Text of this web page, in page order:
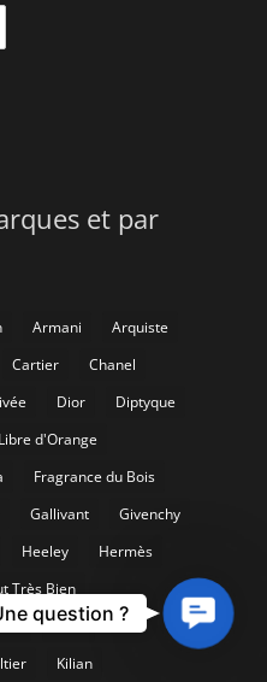
et par
Armani
Arquiste
Cartier
Chanel
Dior
Diptyque
d'Orange
Fragrance du Bois
Gallivant
Givenchy
Heeley
Hermès
Très Bien
IUNX
Kilian
Contact
question ?